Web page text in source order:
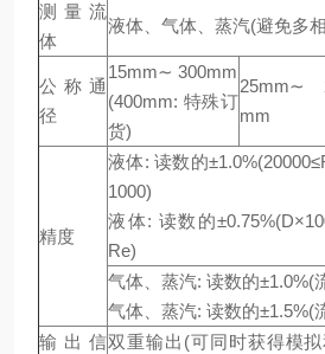
测量流
体
液体、气体、蒸汽(避免多
公称通
径
15mm∼ 300mm
(400mm: 特殊订
货)
25mm∼
mm
精度
液体: 读数的
1000)
液体: 读数的
Re)
气体、蒸汽: 读数的±1.0%(
气体、蒸汽: 读数的±1.5%(
输出信双重输出(可同时获得模